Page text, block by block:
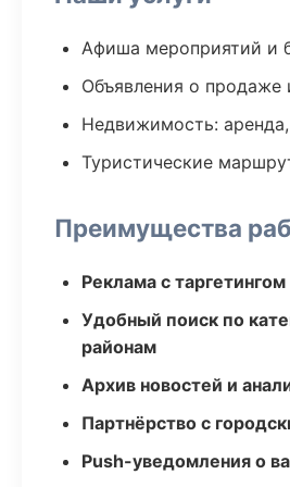
Афиша мероприятий и
Объявления о продаже
Недвижимость:
Туристические
Преимущества
Реклама с
Удобный поиск по
районам
Архив новостей и
Партнёрство с
Push-уведомления о